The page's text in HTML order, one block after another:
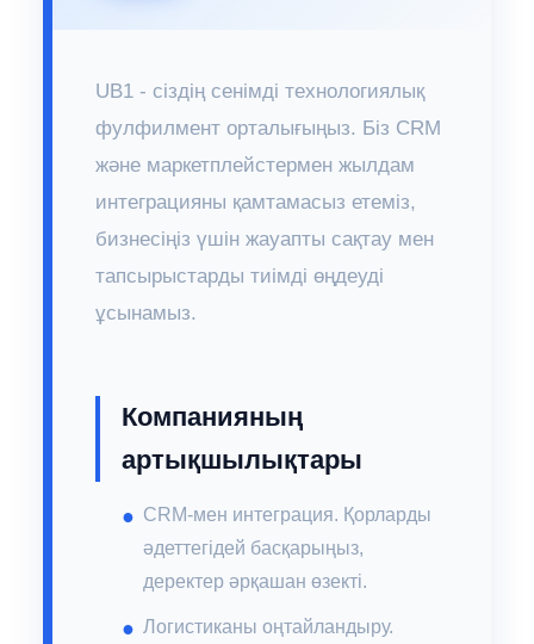
UB1 - сіздің сенімді технологиялық
фулфилмент орталығыңыз. Біз CRM
және маркетплейстермен жылдам
интеграцияны қамтамасыз етеміз,
бизнесіңіз үшін жауапты сақтау мен
тапсырыстарды тиімді өңдеуді
ұсынамыз.
Компанияның
артықшылықтары
CRM-мен интеграция. Қорларды
әдеттегідей басқарыңыз,
деректер әрқашан өзекті.
Логистиканы оңтайландыру.